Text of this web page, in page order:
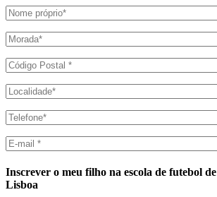
Inscrever o meu filho na escola de futebol de
Lisboa